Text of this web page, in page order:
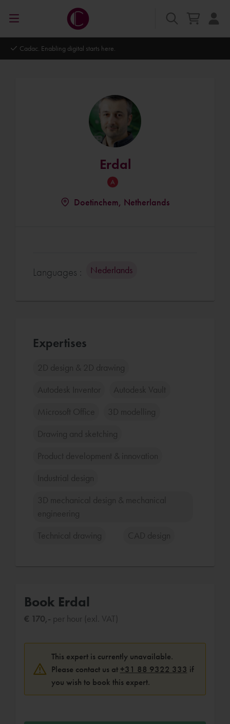
Cadac. Enabling digital starts here.
Erdal
Doetinchem, Netherlands
Languages : Nederlands
Expertises
2D design & 2D drawing
Autodesk Inventor Autodesk Vault
Microsoft Office 3D modelling
Drawing and sketching
Product development & innovation
Industrial design
3D mechanical design & mechanical
engineering
Technical drawing CAD design
Book Erdal
€ 170,- per hour (exl. VAT)
This expert is currently unavailable.
Please contact us at +31 88 9322 333 if
you wish to book this expert.